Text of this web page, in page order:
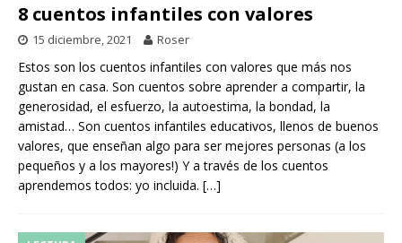
8 cuentos infantiles con valores
15 diciembre, 2021 Roser
Estos son los cuentos infantiles con valores que más nos
gustan en casa. Son cuentos sobre aprender a compartir, la
generosidad, el esfuerzo, la autoestima, la bondad, la
amistad… Son cuentos infantiles educativos, llenos de buenos
valores, que enseñan algo para ser mejores personas (a los
pequeños y a los mayores!) Y a través de los cuentos
aprendemos todos: yo incluida. […]